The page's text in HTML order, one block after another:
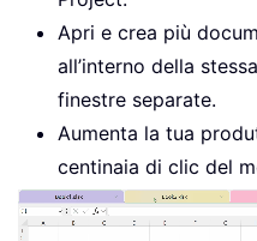
Apri e crea più
all’interno della
finestre separate.
Aumenta la tua
centinaia di clic del